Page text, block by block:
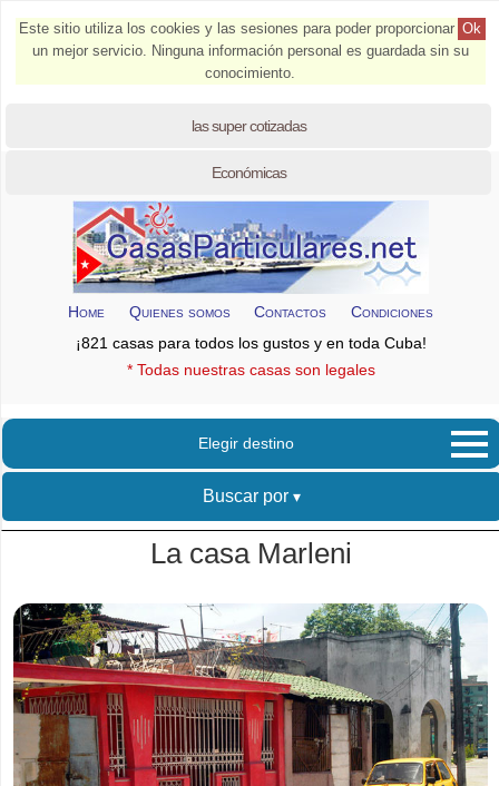
Ok
Este sitio utiliza los cookies y las sesiones para poder proporcionar
un mejor servicio. Ninguna información personal es guardada sin su
conocimiento.
las super cotizadas
Económicas
Home Quienes somos Contactos
Condiciones
¡821 casas para todos los gustos y en toda Cuba!
* Todas nuestras casas son legales
Elegir destino
Buscar por
La casa Marleni